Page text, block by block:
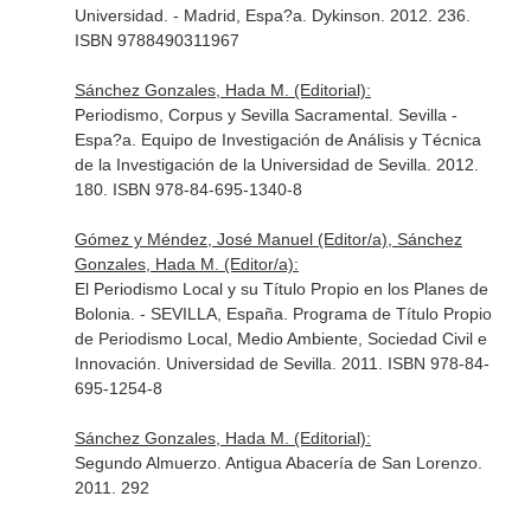
Universidad. - Madrid, Espa?a. Dykinson. 2012. 236.
ISBN 9788490311967
Sánchez Gonzales, Hada M. (Editorial):
Periodismo, Corpus y Sevilla Sacramental. Sevilla -
Espa?a. Equipo de Investigación de Análisis y Técnica
de la Investigación de la Universidad de Sevilla. 2012.
180. ISBN 978-84-695-1340-8
Gómez y Méndez, José Manuel (Editor/a), Sánchez
Gonzales, Hada M. (Editor/a):
El Periodismo Local y su Título Propio en los Planes de
Bolonia. - SEVILLA, España. Programa de Título Propio
de Periodismo Local, Medio Ambiente, Sociedad Civil e
Innovación. Universidad de Sevilla. 2011. ISBN 978-84-
695-1254-8
Sánchez Gonzales, Hada M. (Editorial):
Segundo Almuerzo. Antigua Abacería de San Lorenzo.
2011. 292